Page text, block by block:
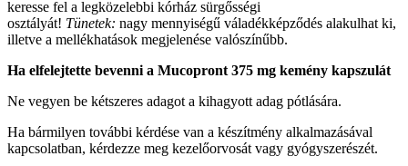
keresse fel a legközelebbi kórház sürgősségi
osztályát! Tünetek: nagy mennyiségű váladékképződés alakulhat ki,
illetve a mellékhatások megjelenése valószínűbb.
Ha elfelejtette bevenni a Mucopront 375 mg kemény kapszulát
Ne vegyen be kétszeres adagot a kihagyott adag pótlására.
Ha bármilyen további kérdése van a készítmény alkalmazásával
kapcsolatban, kérdezze meg kezelőorvosát vagy gyógyszerészét.